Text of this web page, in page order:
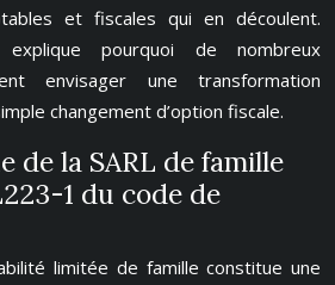
et fiscales qui en découlent.
pourquoi de nombreux
envisager une transformation
changement d’option fiscale.
de la SARL de famille
1 du code de
limitée de famille constitue une